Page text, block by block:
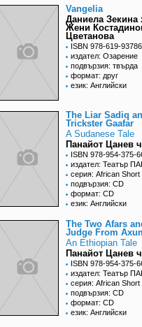
Vangelia
Даниела Зекина
Жени
Цветанова
ISBN 978-619-
издател: Озарение
подвързия: твърда
формат: друг
език: Английски
The Liar Sadiq
Trickster Gaafar
A Sudanese Tale
Панайот Цанев
ISBN 978-954-375-
издател: Театър
серия: Аfrican Short
подвързия: CD
формат: CD
език: Английски
The Two Afars
Judge From
An Ethiopian Tale
Панайот Цанев
ISBN 978-954-375-
издател: Театър
серия: Аfrican Short
подвързия: CD
формат: CD
език: Английски